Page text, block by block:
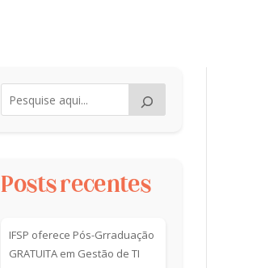
Posts recentes
IFSP oferece Pós-Grraduação
GRATUITA em Gestão de TI